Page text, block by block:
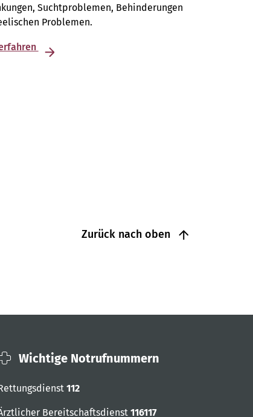
Suchtproblemen, Behinderungen
Problemen.
Zurück nach oben
Wichtige Notrufnummern
112
Bereitschaftsdienst 116117